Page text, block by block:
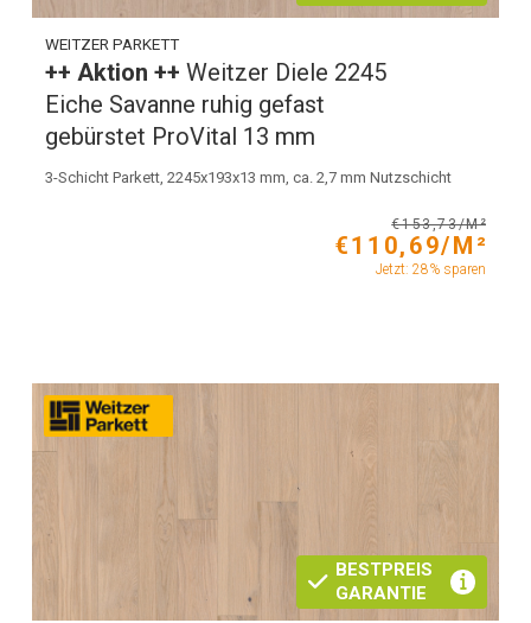
WEITZER PARKETT
++ Aktion ++Weitzer Diele 2245
Eiche Savanne ruhig gefast
gebürstet ProVital 13 mm
3-Schicht Parkett, 2245x193x13 mm, ca. 2,7 mm Nutzschicht
€153,73/M²
€110,69/M²
Jetzt: 28% sparen
BESTPREIS
GARANTIE